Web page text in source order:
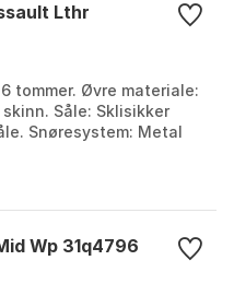
Lthr
tommer. Øvre materiale:
Såle: Sklisikker
Snøresystem: Metal
Wp 31q4796